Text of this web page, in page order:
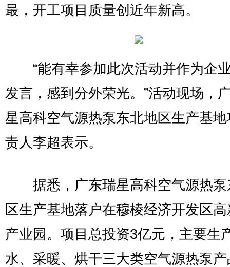
最，开工项目质量创近年新高。
“能有幸参加此次活动并作为企
发言，感到分外荣光。”活动现场，
星高科空气源热泵东北地区生产基
责人李超表示。
据悉，广东瑞星高科空气源热泵
区生产基地落户在穆棱经济开发区
产业园。项目总投资3亿元，主要生
水、采暖、烘干三大类空气源热泵